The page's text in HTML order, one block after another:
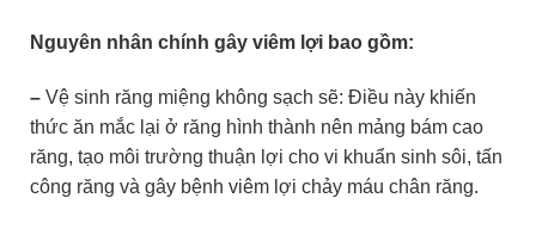
Nguyên nhân chính gây viêm lợi bao gồm:
– Vệ sinh răng miệng không sạch sẽ: Điều này khiến
thức ăn mắc lại ở răng hình thành nên mảng bám cao
răng, tạo môi trường thuận lợi cho vi khuẩn sinh sôi, tấn
công răng và gây bệnh viêm lợi chảy máu chân răng.